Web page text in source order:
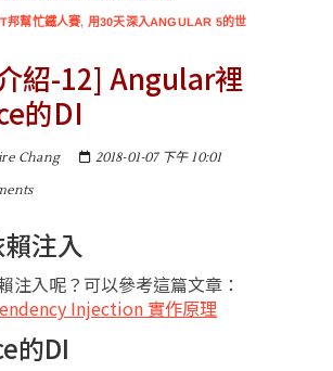
邦幫忙鐵人賽, 用30天深入ANGULAR 5的世
紹-12] Angular裡
的DI
Chang
2018-01-07 下午 10:01
注入
注入呢？可以參考這篇文章：
Injection 實作原理
的DI